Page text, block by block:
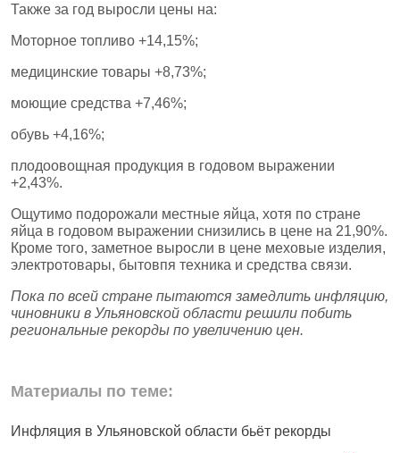
Также за год выросли цены на:
Моторное топливо +14,15%;
медицинские товары +8,73%;
моющие средства +7,46%;
обувь +4,16%;
плодоовощная продукция в годовом выражении
+2,43%.
Ощутимо подорожали местные яйца, хотя по стране
яйца в годовом выражении снизились в цене на 21,90%.
Кроме того, заметное выросли в цене меховые изделия,
электротовары, бытовпя техника и средства связи.
Пока по всей стране пытаются замедлить инфляцию,
чиновники в Ульяновской области решили побить
региональные рекорды по увеличению цен.
Материалы по теме:
Инфляция в Ульяновской области бьёт рекорды